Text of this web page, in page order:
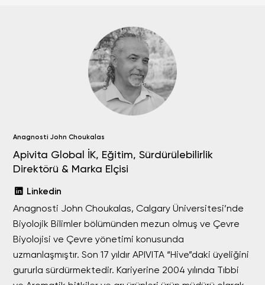
Anagnosti John Choukalas
Apivita Global İK, Eğitim, Sürdürülebilirlik
Direktörü & Marka Elçisi
Linkedin
Anagnosti John Choukalas, Calgary Üniversitesi’nde
Biyolojik Bilimler bölümünden mezun olmuş ve Çevre
Biyolojisi ve Çevre yönetimi konusunda
uzmanlaşmıştır. Son 17 yıldır APIVITA “Hive”daki üyeliğini
gururla sürdürmektedir. Kariyerine 2004 yılında Tıbbi